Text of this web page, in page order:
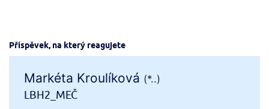
Příspěvek, na který reagujete
Markéta Kroulíková (*..)
LBH2_MEČ